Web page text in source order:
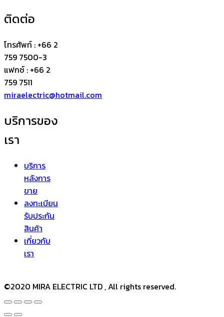
ติดต่อ
โทรศัพท์ : +66 2
759 7500-3
แฟกซ์ : +66 2
759 7511
miraelectric@hotmail.com
บริการของ
เรา
บริการ
หลังการ
ขาย
ลงทะเบียน
รับประกัน
สินค้า
เกี่ยวกับ
เรา
©2020 MIRA ELECTRIC LTD , All rights reserved.